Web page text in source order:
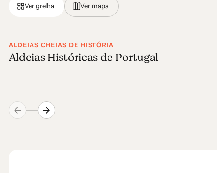
Ver grelha Ver mapa
ALDEIAS CHEIAS DE HISTÓRIA
Aldeias Históricas de Portugal